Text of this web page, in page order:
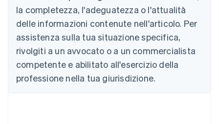
la completezza, l'adeguatezza o l'attualità
delle informazioni contenute nell'articolo. Per
assistenza sulla tua situazione specifica,
rivolgiti a un avvocato o a un commercialista
competente e abilitato all'esercizio della
professione nella tua giurisdizione.
PortuguêsEnglish
Bulgaria
Canada
EnglishFrançais
Cina continentale
简体中文English
Cipro